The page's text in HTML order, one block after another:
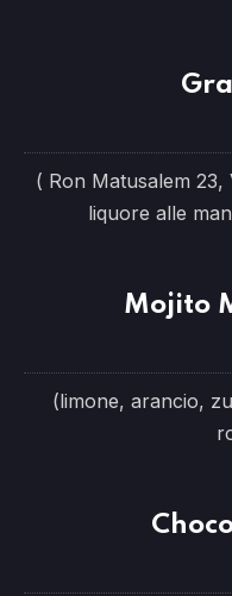
( Ron Matusalem
liquore alle
Mojito
(limone, arancio,